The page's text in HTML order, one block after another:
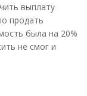
выплату
продать
была на 20%
не смог и